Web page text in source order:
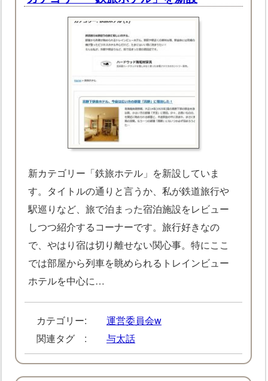
新カテゴリー「鉄旅ホテル」を新設していま
す。タイトルの通りと言うか、私が鉄道旅行や
駅巡りなど、旅で泊まった宿泊施設をレビュー
しつつ紹介するコーナーです。旅行好きなの
で、やはり宿は切り離せない関心事。特にここ
では部屋から列車を眺められるトレインビュー
ホテルを中心に…
カテゴリー:
運営委員会w
関連タグ :
与太話